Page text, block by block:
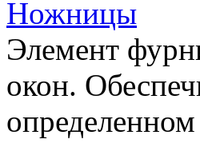
Ножницы
Элемент
окон.